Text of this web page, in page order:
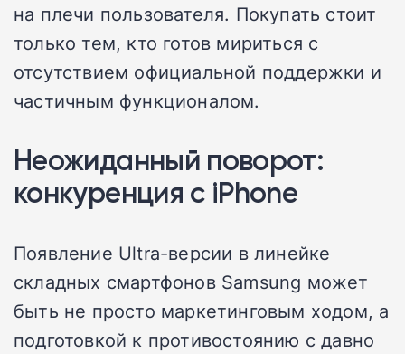
на плечи пользователя. Покупать стоит
только тем, кто готов мириться с
отсутствием официальной поддержки и
частичным функционалом.
Неожиданный поворот:
конкуренция с iPhone
Появление Ultra-версии в линейке
складных смартфонов Samsung может
быть не просто маркетинговым ходом, а
подготовкой к противостоянию с давно